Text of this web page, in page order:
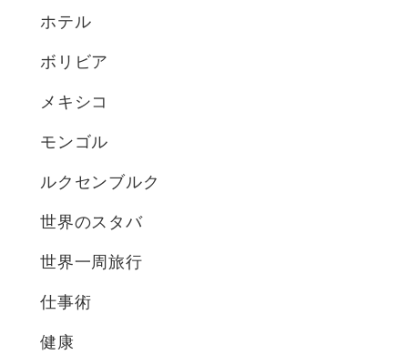
ホテル
ボリビア
メキシコ
モンゴル
ルクセンブルク
世界のスタバ
世界一周旅行
仕事術
健康